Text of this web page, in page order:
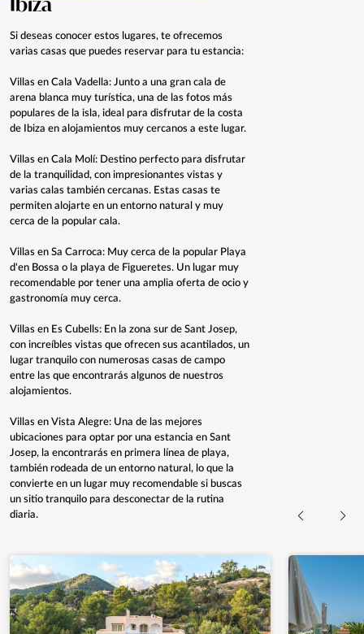
Si deseas conocer estos lugares, te ofrecemos
varias casas que puedes reservar para tu estancia:
Villas en Cala Vadella: Junto a una gran cala de
arena blanca muy turística, una de las fotos más
populares de la isla, ideal para disfrutar de la costa
de Ibiza en alojamientos muy cercanos a este lugar.
Villas en Cala Molí: Destino perfecto para disfrutar
de la tranquilidad, con impresionantes vistas y
varias calas también cercanas. Estas casas te
permiten alojarte en un entorno natural y muy
cerca de la popular cala.
Villas en Sa Carroca: Muy cerca de la popular Playa
d'en Bossa o la playa de Figueretes. Un lugar muy
recomendable por tener una amplia oferta de ocio y
gastronomía muy cerca.
Villas en Es Cubells: En la zona sur de Sant Josep,
con increíbles vistas que ofrecen sus acantilados, un
lugar tranquilo con numerosas casas de campo
entre las que encontrarás algunos de nuestros
alojamientos.
Villas en Vista Alegre: Una de las mejores
ubicaciones para optar por una estancia en Sant
Josep, la encontrarás en primera línea de playa,
también rodeada de un entorno natural, lo que la
convierte en un lugar muy recomendable si buscas
un sitio tranquilo para desconectar de la rutina
diaria.